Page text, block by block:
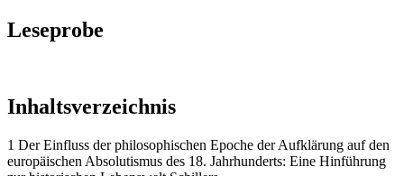
Leseprobe
Inhaltsverzeichnis
1 Der Einfluss der philosophischen Epoche der Aufklärung auf den
europäischen Absolutismus des 18. Jahrhunderts: Eine Hinführung